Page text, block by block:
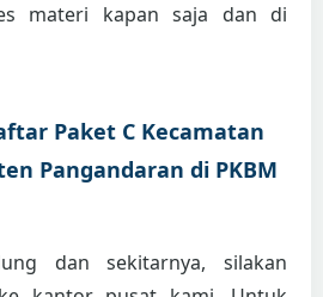
materi kapan saja dan di
Paket C Kecamatan
Pangandaran di PKBM
dan sekitarnya, silakan